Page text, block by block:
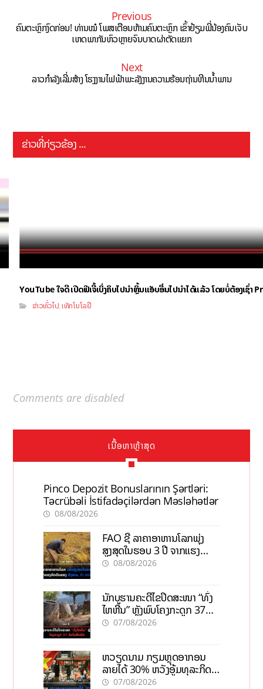
Previous
ຄົນຕະຫຼົກງົດກ່ອນ! ທ່ານໝໍ ໂພສເຕືອນຫ້າມຄົນຕະຫຼົກ ເຂົ້າຢ້ຽມພີ່ນ້ອງຄົນເຈັບ
ເຫດພາກັນຫົວຫຼາຍຈົນບາດຜ່າຕັດແຍກ
Next
ລາວກຳລັງເລີ່ມສ້າງ ໂຮງງານໄຟຟ້າພະລັງງານຄວາມຮ້ອນຖ່ານຫີນນ້ຳພານ
ຂ່າວທີ່ກ່ຽວຂ້ອງ ...
YouTube ໃຈດີ ເປີດຟີເຈີ້ເບິ່ງຄິບໄປນຳຫຼິ້ນແອັບອື່ນໄປນຳໄດ້ແລ້ວ ໂດຍບໍ່ຕ້ອງເຊົ່າ
ຂ່າວທົ່ວໄປ ,ເທັກໂນໂລຢີ
Comments are disabled
ເນື້ອຫາຫຼ້າສຸດ
Pinco Depozit Bonuslarının Şərtləri:
Təcrübəli İstifadəçilərdən Məsləhətlər
08/08/2026
FAO ຊີ້ ລາຄາອາຫານໂລກພຸ່ງ
ສູງສຸດໃນຮອບ 3 ປີ ຈາກແຮງ
ກົດດັນຂອງສົງຄາມ, El nino
08/08/2026
ນັກບູຮານຄະດີໄຂປິດສະໜາ “ທົ່ງ
ໄຫຫີນ” ຫຼັງພົບໂຄງກະດູກ 37
ຄົນໃນຫີນຍັກ
07/08/2026
ຫວຽດນາມ ກຽມຫຼຸດອາກອນ
ລາຍໄດ້ 30% ຫວັງອູ້ມທຸລະກິດ
ຂະໜາດນ້ອຍ ແລະ ຈຸນລະ
07/08/2026